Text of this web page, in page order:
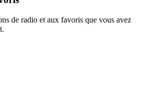
de radio et aux favoris que vous avez